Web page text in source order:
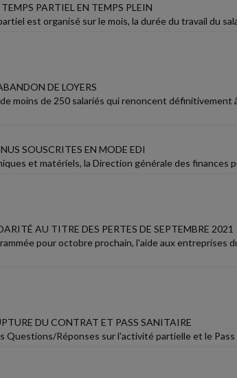
PARTIEL EN TEMPS PLEIN
est organisé sur le mois, la durée du travail du
DE LOYERS
moins de 250 salariés qui renoncent
SOUSCRITES EN MODE EDI
et matériels, la Direction générale des finances
AU TITRE DES PERTES DE SEPTEMBRE 2021
pour octobre prochain, l'aide aux
DU CONTRAT ET PASS SANITAIRE
Questions/Réponses sur l'activité partielle et le